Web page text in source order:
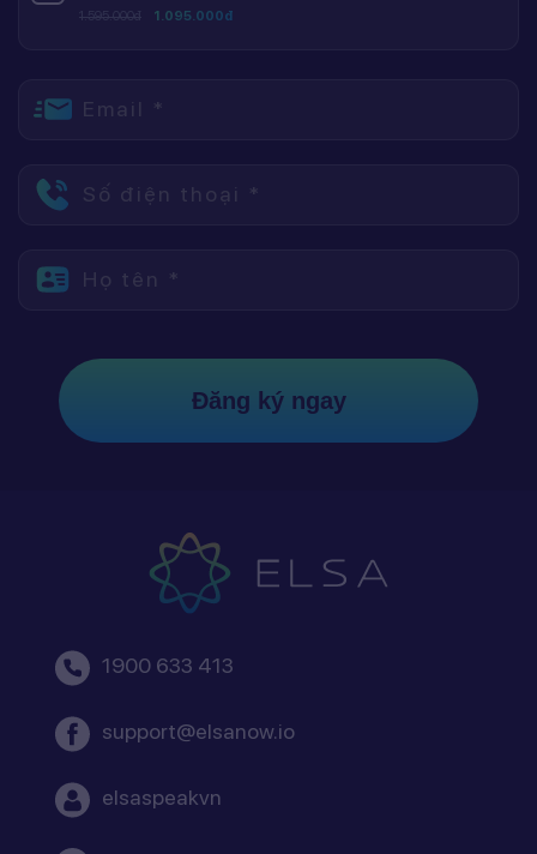
1.595.000đ 1.095.000đ
Email *
Số điện thoại *
Họ tên *
Đăng ký ngay
1900 633 413
support@elsanow.io
elsaspeakvn